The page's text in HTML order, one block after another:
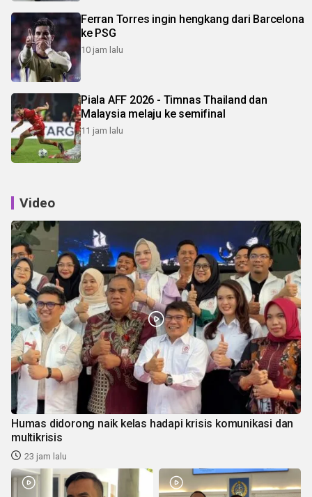
Ferran Torres ingin hengkang dari Barcelona
ke PSG
10 jam lalu
Piala AFF 2026 - Timnas Thailand dan
Malaysia melaju ke semifinal
11 jam lalu
Video
Humas didorong naik kelas hadapi krisis komunikasi dan
multikrisis
23 jam lalu